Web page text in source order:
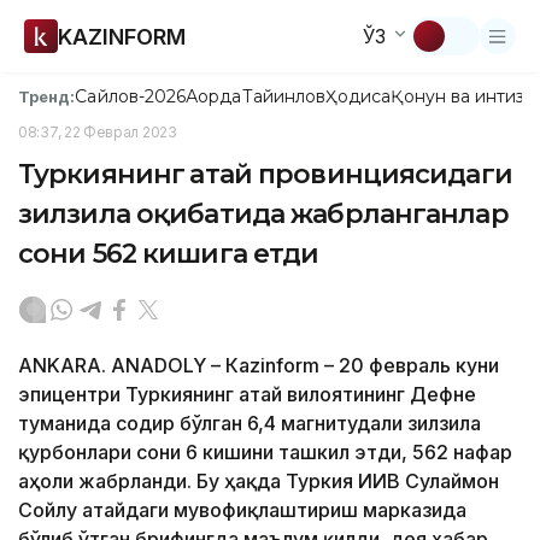
KAZINFORM ЎЗ
Тренд:Сайлов-2026АқордаТайинловҲодисаҚонун ва
08:37, 22 Феврал 2023
Туркиянинг Ҳатай провинциясидаги
зилзила оқибатида жабрланганлар
сони 562 кишига етди
АNKARA. АNADOLY – Кazinform – 20 февраль куни
эпицентри Туркиянинг Ҳатай вилоятининг Дефне
туманида содир бўлган 6,4 магнитудали зилзила
қурбонлари сони 6 кишини ташкил этди, 562 нафар
аҳоли жабрланди. Бу ҳақда Туркия ИИВ Сулаймон
Сойлу Ҳатайдаги мувофиқлаштириш марказида